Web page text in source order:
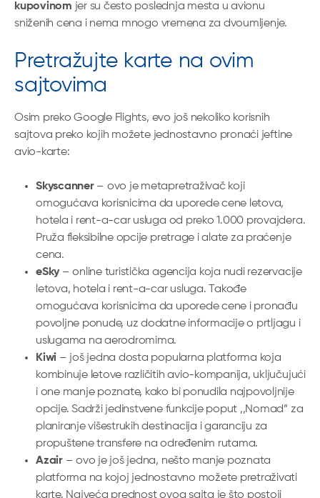
kupovinom jer su često poslednja mesta u avionu
sniženih cena i nema mnogo vremena za dvoumljenje.
Pretražujte karte na ovim
sajtovima
Osim preko Google Flights, evo još nekoliko korisnih
sajtova preko kojih možete jednostavno pronaći jeftine
avio-karte:
Skyscanner– ovo je metapretraživač koji
omogućava korisnicima da uporede cene letova,
hotela i rent-a-car usluga od preko 1.000 provajdera.
Pruža fleksibilne opcije pretrage i alate za praćenje
cena.
eSky– online turistička agencija koja nudi rezervacije
letova, hotela i rent-a-car usluga. Takođe
omogućava korisnicima da uporede cene i pronađu
povoljne ponude, uz dodatne informacije o prtljagu i
uslugama na aerodromima.
Kiwi – još jedna dosta popularna platforma koja
kombinuje letove različitih avio-kompanija, uključujući
i one manje poznate, kako bi ponudila najpovoljnije
opcije. Sadrži jedinstvene funkcije poput ‚‚Nomad” za
planiranje višestrukih destinacija i garanciju za
propuštene transfere na određenim rutama.
Azair– ovo je još jedna, nešto manje poznata
platforma na kojoj jednostavno možete pretraživati
karte. Najveća prednost ovog sajta je što postoji